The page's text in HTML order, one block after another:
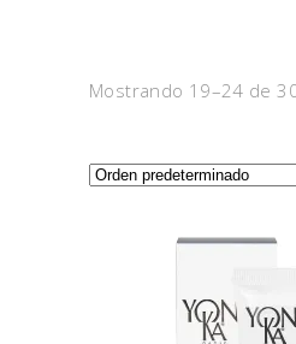
Mostrando 19–24 de